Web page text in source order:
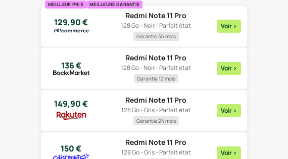
MEILLEUR PRIX MEILLEURE GARANTIE
129,90€
Redmi Note 11 Pro
128 Go - Noir - Parfait état
Garantie 36 mois
Voir >
136€
Redmi Note 11 Pro
128 Go - Noir - Parfait état
Garantie 12 mois
Voir >
149,90€ Redmi Note 11 Pro
128 Go - Gris - Parfait état
Garantie 24 mois
Voir >
150€
Redmi Note 11 Pro
128 Go - Gris - Parfait état Voir >